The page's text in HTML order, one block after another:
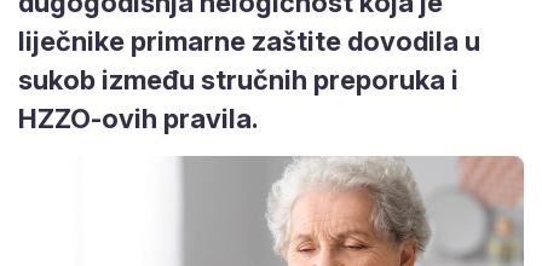
liječnike primarne zaštite dovodila u
sukob između stručnih preporuka i
HZZO-ovih pravila.